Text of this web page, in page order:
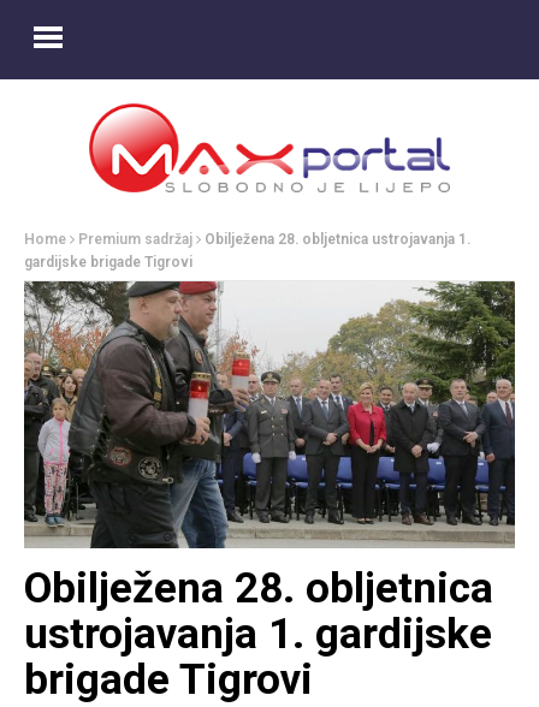
Home Premium sadržaj
Obilježena 28. obljetnica ustrojavanja 1.
gardijske brigade Tigrovi
Obilježena 28. obljetnica
ustrojavanja 1. gardijske
brigade Tigrovi